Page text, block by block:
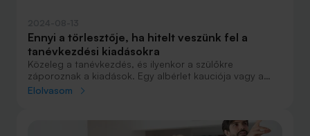
Ennyi a törlesztője, ha hitelt veszünk fel a
tanévkezdési kiadásokra
Közeleg a tanévkezdés, és ilyenkor a szülőkre
záporoznak a kiadások. Egy albérlet kauciója vagy a
laptopvásárlás több százezres tétel. Megnéztük, milyen
Elolvasom